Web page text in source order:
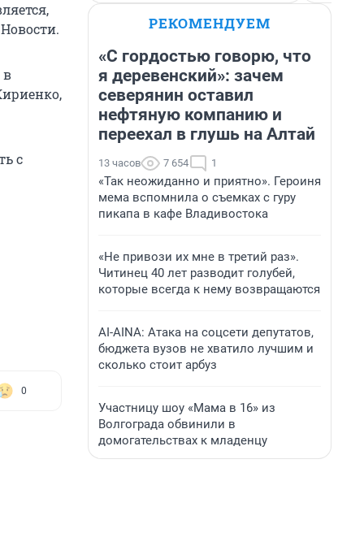
в
с
0
РЕКОМЕНДУЕМ
«С гордостью говорю, что
я деревенский»: зачем
северянин оставил
нефтяную компанию и
переехал в глушь на Алтай
13 часов 7 654 1
«Так неожиданно и приятно». Героиня
мема вспомнила о съемках с гуру
пикапа в кафе Владивостока
«Не привози их мне в третий раз».
Читинец 40 лет разводит голубей,
которые всегда к нему возвращаются
AI-AINA: Атака на соцсети депутатов,
бюджета вузов не хватило лучшим и
сколько стоит арбуз
Участницу шоу «Мама в 16» из
Волгограда обвинили в
домогательствах к младенцу